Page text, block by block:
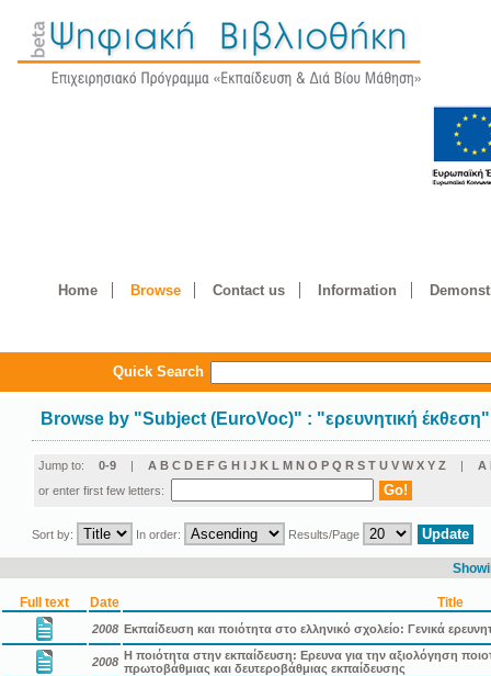
Home Browse Contact us Information
Quick Search
Browse by "Subject (EuroVoc)" : "ερευνητική έκθεση"
Jump to: 0-9 | A B C D E F G H I J K L M N O P Q R S T U V W X Y Z | Α
or enter first few letters:
Sort by: In order: Results/Page
Full text Date Title
2008 Εκπαίδευση και ποιότητα στο ελληνικό σχολείο: Γενικά
2008 Η ποιότητα στην εκπαίδευση: Ερευνα για την αξιολόγηση
πρωτοβάθμιας και δευτεροβάθμιας εκπαίδευσης